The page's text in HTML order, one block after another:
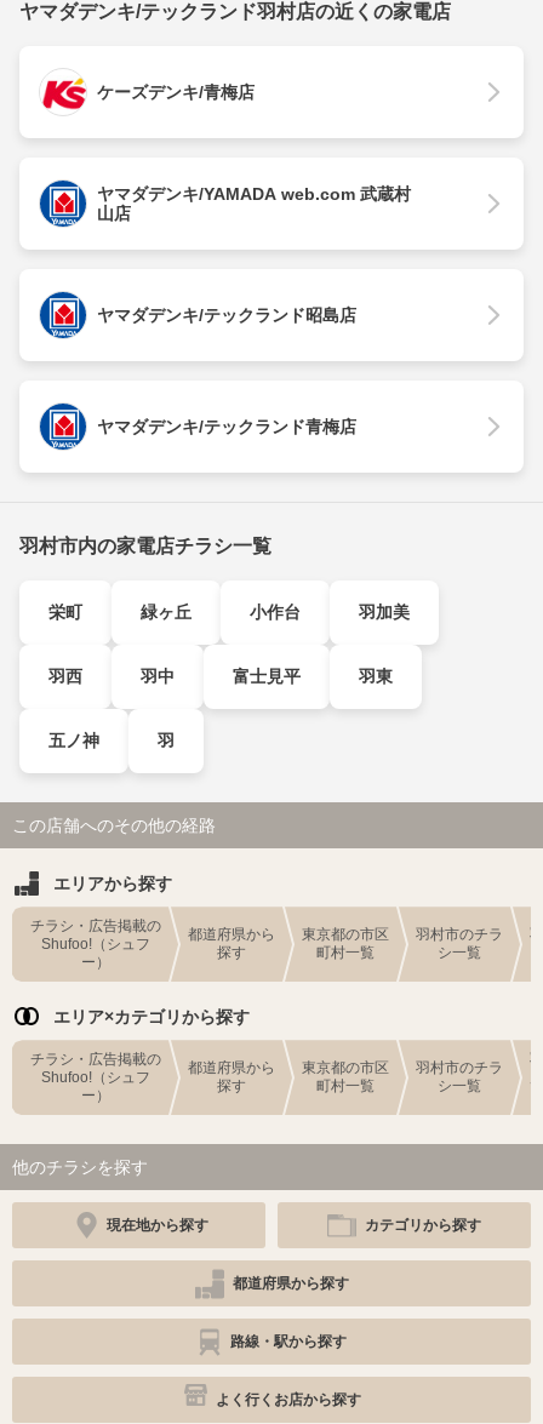
ヤマダデンキ/テックランド羽村店の近くの家電店
ケーズデンキ/青梅店
ヤマダデンキ/YAMADA web.com 武蔵村
山店
ヤマダデンキ/テックランド昭島店
ヤマダデンキ/テックランド青梅店
羽村市内の家電店チラシ一覧
栄町 緑ヶ丘 小作台 羽加美
羽西 羽中 富士見平 羽東
五ノ神 羽
この店舗へのその他の経路
エリアから探す
チラシ・広告掲載の
Shufoo!（シュフ
ー）
都道府県から
探す
東京都の市区
町村一覧
羽村市のチラ
シ一覧
エリア×カテゴリから探す
チラシ・広告掲載の
Shufoo!（シュフ
ー）
都道府県から
探す
東京都の市区
町村一覧
羽村市のチラ
シ一覧
他のチラシを探す
現在地から探す カテゴリから探す
都道府県から探す
路線・駅から探す
よく行くお店から探す